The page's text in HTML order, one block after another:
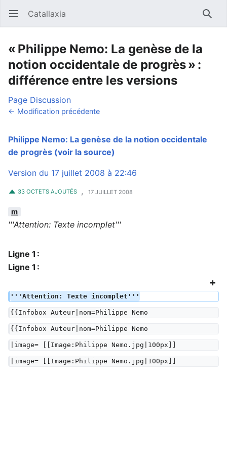
Ouvrir le menu principal Catallaxia
« Philippe Nemo: La genèse de la
notion occidentale de progrès » :
différence entre les versions
Page Discussion
← Modification précédente
Philippe Nemo: La genèse de la notion occidentale
de progrès (voir la source)
Version du 17 juillet 2008 à 22:46
33 OCTETS AJOUTÉS , 17 JUILLET 2008
m
'''Attention: Texte incomplet'''
Ligne 1 :
Ligne 1 :
'''Attention: Texte incomplet'''
{{Infobox Auteur|nom=Philippe Nemo
{{Infobox Auteur|nom=Philippe Nemo
|image= [[Image:Philippe Nemo.jpg|100px]]
|image= [[Image:Philippe Nemo.jpg|100px]]